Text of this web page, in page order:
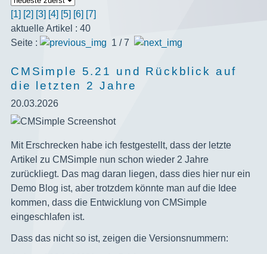
[1] [2] [3] [4] [5] [6] [7]
aktuelle Artikel : 40
Seite :
1 / 7
CMSimple 5.21 und Rückblick auf
die letzten 2 Jahre
20.03.2026
‍Mit Erschrecken habe ich festgestellt, dass der letzte
Artikel zu CMSimple nun schon wieder 2 Jahre
zurückliegt. Das mag daran liegen, dass dies hier nur ein
Demo Blog ist, aber trotzdem könnte man auf die Idee
kommen, dass die Entwicklung von CMSimple
eingeschlafen ist.
Dass das nicht so ist, zeigen die Versionsnummern: